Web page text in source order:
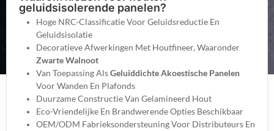
geluidsisolerende panelen?
Hoge NRC-Classificatie Voor Geluidsreductie En
Geluidsisolatie
Decoratieve Afwerkingen Met Houtfineer, Waaronder
Zwarte Walnoot
Van Toepassing AlsGeluiddichte Akoestische Panelen
Voor Wanden En Plafonds
Duurzame Constructie Van Gelamineerd Hout
Eco-Vriendelijke En Brandwerende Opties Beschikbaar
OEM/ODM Fabrieksondersteuning Voor Distributeurs En